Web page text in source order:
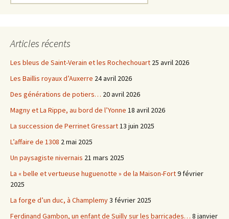
Articles récents
Les bleus de Saint-Verain et les Rochechouart 25 avril 2026
Les Baillis royaux d’Auxerre 24 avril 2026
Des générations de potiers… 20 avril 2026
Magny et La Rippe, au bord de l’Yonne 18 avril 2026
La succession de Perrinet Gressart13 juin 2025
L’affaire de 1308 2 mai 2025
Un paysagiste nivernais 21 mars 2025
La « belle et vertueuse huguenotte » de la Maison-Fort9 février
2025
La forge d’un duc, à Champlemy3 février 2025
Ferdinand Gambon, un enfant de Suilly sur les barricades… 8 janvier